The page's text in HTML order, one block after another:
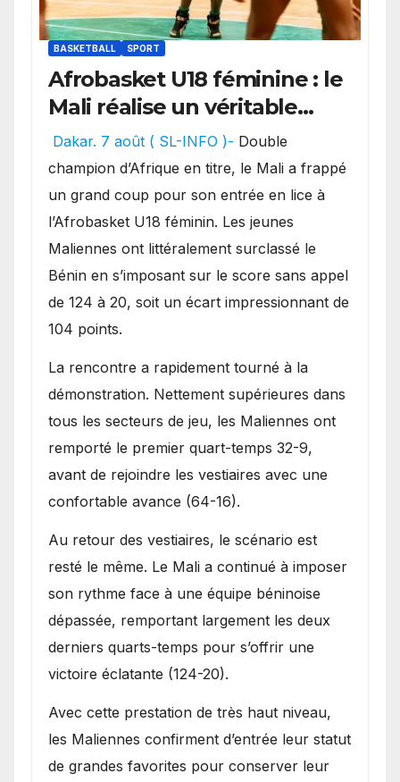
BASKETBALL SPORT
Afrobasket U18 féminine : le
Mali réalise un véritable
festival offensif et inflige
une lourde défaite au
Bénin.
Dakar. 7 août ( SL-INFO )- Double
champion d’Afrique en titre, le Mali a frappé
un grand coup pour son entrée en lice à
l’Afrobasket U18 féminin. Les jeunes
Maliennes ont littéralement surclassé le
Bénin en s’imposant sur le score sans appel
de 124 à 20, soit un écart impressionnant de
104 points.
La rencontre a rapidement tourné à la
démonstration. Nettement supérieures dans
tous les secteurs de jeu, les Maliennes ont
remporté le premier quart-temps 32-9,
avant de rejoindre les vestiaires avec une
confortable avance (64-16).
Au retour des vestiaires, le scénario est
resté le même. Le Mali a continué à imposer
son rythme face à une équipe béninoise
dépassée, remportant largement les deux
derniers quarts-temps pour s’offrir une
victoire éclatante (124-20).
Avec cette prestation de très haut niveau,
les Maliennes confirment d’entrée leur statut
de grandes favorites pour conserver leur